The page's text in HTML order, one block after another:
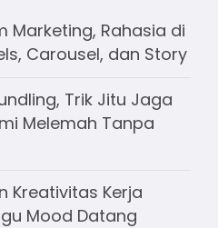
Marketing, Rahasia di
Carousel, dan Story
Trik Jitu Jaga
Melemah Tanpa
Kreativitas Kerja
Mood Datang